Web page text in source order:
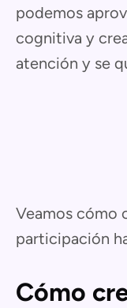
podemos
cognitiva y
atención y se
Veamos cómo
participación
Cómo